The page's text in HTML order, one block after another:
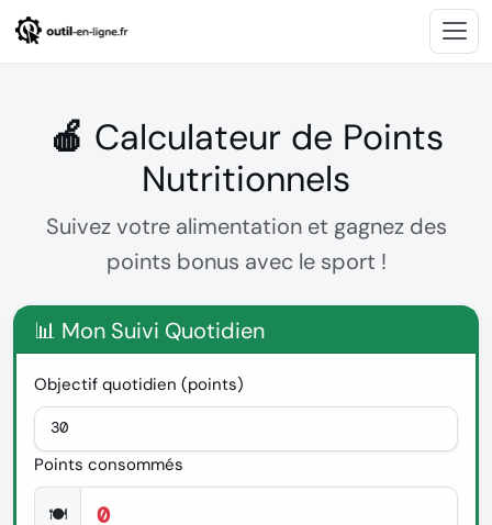
🍎 Calculateur de Points
Nutritionnels
Suivez votre alimentation et gagnez des
points bonus avec le sport !
📊 Mon Suivi Quotidien
Objectif quotidien (points)
Points consommés
🍽️